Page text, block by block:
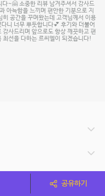
~🤗 소중한 리뷰 남겨주셔서 감사드
아늑함을 느끼며 편안한 기분으로 지
히 공간을 꾸며왔는데 고객님께서 이용
니 너무 뿌듯합니다💕 후기와 더불어
사드리며 앞으로도 항상 깨끗하고 편
최선을 다하는 르씨엘이 되겠습니다!
공유하기